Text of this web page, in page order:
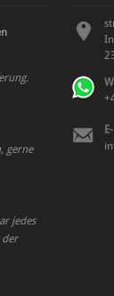
gerne
jedes
der